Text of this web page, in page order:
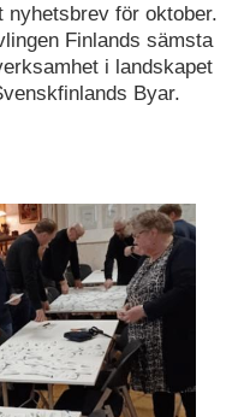
nyhetsbrev för oktober.
Finlands sämsta
i landskapet
Byar.